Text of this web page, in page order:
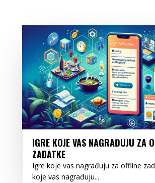
IGRE KOJE VAS NAGRAĐUJU ZA
ZADATKE
Igre koje vas nagrađuju za offline
koje vas nagrađuju...